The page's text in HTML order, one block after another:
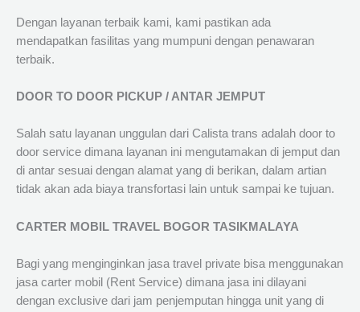
Dengan layanan terbaik kami, kami pastikan ada
mendapatkan fasilitas yang mumpuni dengan penawaran
terbaik.
DOOR TO DOOR PICKUP / ANTAR JEMPUT
Salah satu layanan unggulan dari Calista trans adalah door to
door service dimana layanan ini mengutamakan di jemput dan
di antar sesuai dengan alamat yang di berikan, dalam artian
tidak akan ada biaya transfortasi lain untuk sampai ke tujuan.
CARTER MOBIL TRAVEL BOGOR TASIKMALAYA
Bagi yang menginginkan jasa travel private bisa menggunakan
jasa carter mobil (Rent Service) dimana jasa ini dilayani
dengan exclusive dari jam penjemputan hingga unit yang di